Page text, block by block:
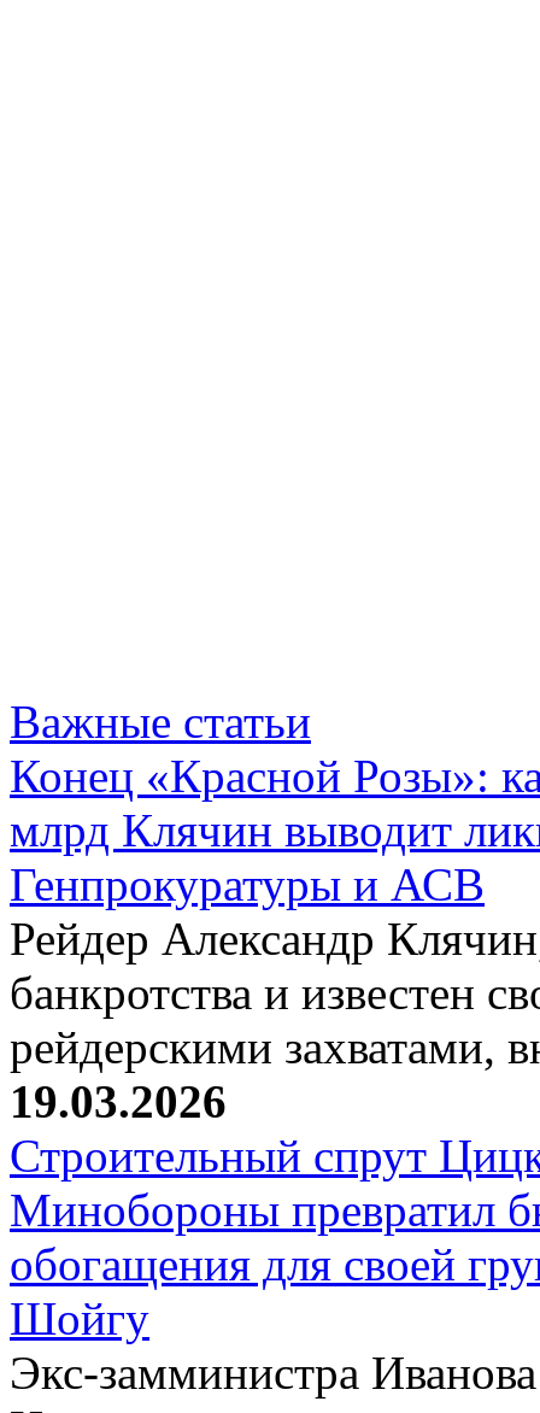
Важные статьи
Конец «Красной Розы»:
млрд Клячин выводит
Генпрокуратуры и АСВ
Рейдер Александр
банкротства и известен
рейдерскими захватами,
19.03.2026
Строительный спрут
Минобороны превратил
обогащения для своей
Шойгу
Экс-замминистра